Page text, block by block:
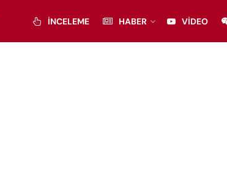
İNCELEME HABER VIDEO